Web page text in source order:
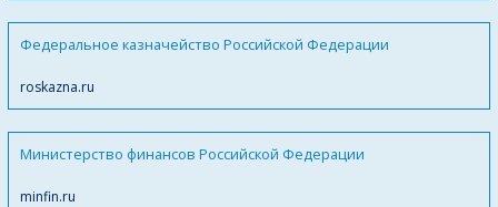
Федеральное казначейство Российской Федерации
roskazna.ru
Министерство финансов Российской Федерации
minfin.ru